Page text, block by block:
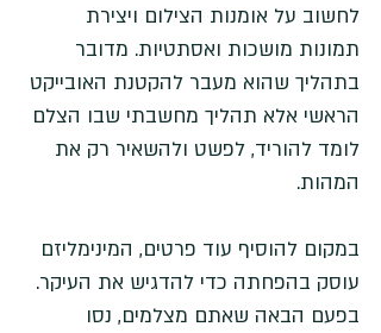
לחשוב על אומנות הצילום ויצירת
תמונות מושכות ואסתטיות. מדובר
בתהליך שהוא מעבר להקטנת האובייקט
הראשי אלא תהליך מחשבתי שבו הצלם
לומד להוריד, לפשט ולהשאיר רק את
המהות.
במקום להוסיף עוד פרטים, המינימליזם
עוסק בהפחתה כדי להדגיש את העיקר.
בפעם הבאה שאתם מצלמים, נסו